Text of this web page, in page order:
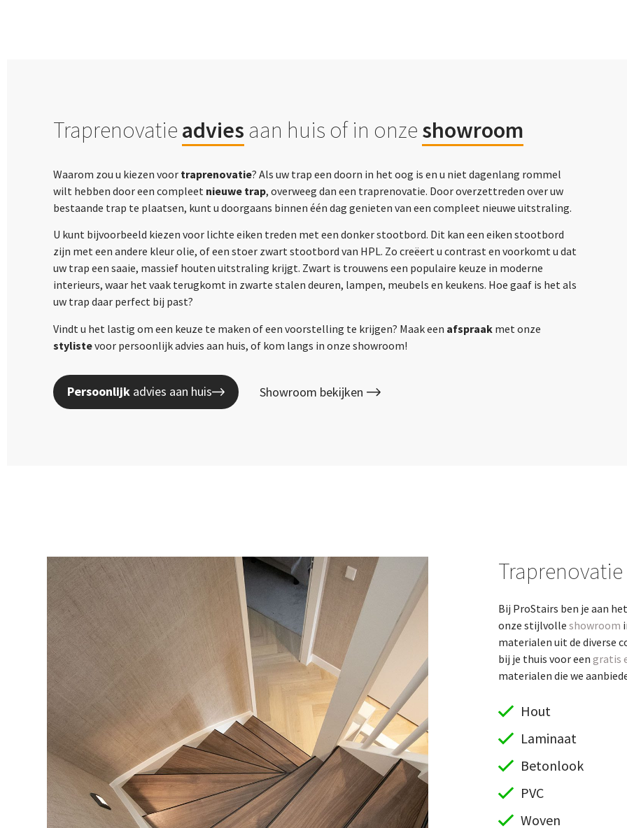
Traprenovatie advies aan huis of in onze showroom
Waarom zou u kiezen voor traprenovatie? Als uw trap een doorn in het oog is en u niet dagenlang rommel
wilt hebben door een compleet nieuwe trap, overweeg dan een traprenovatie. Door overzettreden over uw
bestaande trap te plaatsen, kunt u doorgaans binnen één dag genieten van een compleet nieuwe uitstraling.
U kunt bijvoorbeeld kiezen voor lichte eiken treden met een donker stootbord. Dit kan een eiken stootbord
zijn met een andere kleur olie, of een stoer zwart stootbord van HPL. Zo creëert u contrast en voorkomt u dat
uw trap een saaie, massief houten uitstraling krijgt. Zwart is trouwens een populaire keuze in moderne
interieurs, waar het vaak terugkomt in zwarte stalen deuren, lampen, meubels en keukens. Hoe gaaf is het als
uw trap daar perfect bij past?
Vindt u het lastig om een keuze te maken of een voorstelling te krijgen? Maak een afspraak met onze
stylistevoor persoonlijk advies aan huis, of kom langs in onze showroom!
Persoonlijk advies aan huis Showroom bekijken
Traprenovatie
Bij ProStairs ben je aan
onze stijlvolle showroom
materialen uit de diverse
bij je thuis voor een gratis
materialen die we
Hout
Laminaat
Betonlook
PVC
Woven